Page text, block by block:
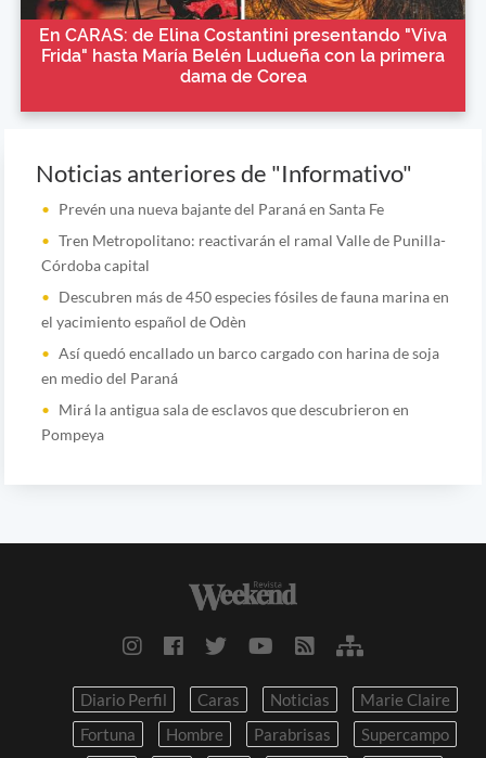
En CARAS: de Elina Costantini presentando "Viva
Frida" hasta María Belén Ludueña con la primera
dama de Corea
Noticias anteriores de "Informativo"
Prevén una nueva bajante del Paraná en Santa Fe
Tren Metropolitano: reactivarán el ramal Valle de Punilla-
Córdoba capital
Descubren más de 450 especies fósiles de fauna marina en
el yacimiento español de Odèn
Así quedó encallado un barco cargado con harina de soja
en medio del Paraná
Mirá la antigua sala de esclavos que descubrieron en
Pompeya
Diario Perfil Caras Noticias
Marie Claire
Fortuna
Hombre Parabrisas
Supercampo